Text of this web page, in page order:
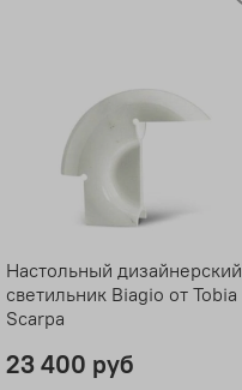
Настольный дизайнерский
светильник Biagio от Tobia
Scarpa
23 400 руб